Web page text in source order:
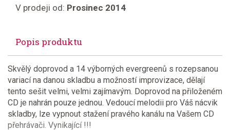
V prodeji od: Prosinec 2014
Popis produktu
Skvělý doprovod a 14 výborných evergreenů s rozepsanou
variací na danou skladbu a možností improvizace, dělají
tento sešit velmi, velmi zajímavým. Doprovod na přiloženém
CD je nahrán pouze jednou. Vedoucí melodii pro Váš nácvik
skladby, lze vypnout stažení pravého kanálu na Vašem CD
přehrávači. Vynikající !!!